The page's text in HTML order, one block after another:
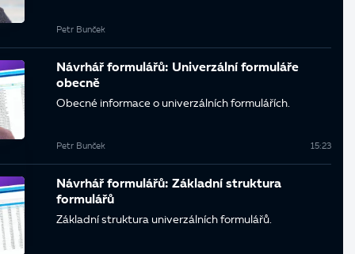
Petr Bunček
Návrhář formulářů: Univerzální formuláře
obecně
Obecné informace o univerzálních formulářích.
Petr Bunček 15:23
Návrhář formulářů: Základní struktura
formulářů
Základní struktura univerzálních formulářů.